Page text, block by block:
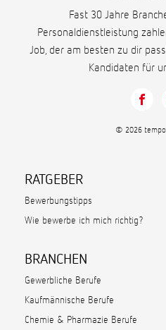
Fast 30 Jahre
Personaldienstleistung
Job, der am besten zu dir
Kandidaten für
© 2026
RATGEBER
Bewerbungstipps
Wie bewerbe ich mich richtig?
BRANCHEN
Gewerbliche Berufe
Kaufmännische Berufe
Chemie & Pharmazie Berufe